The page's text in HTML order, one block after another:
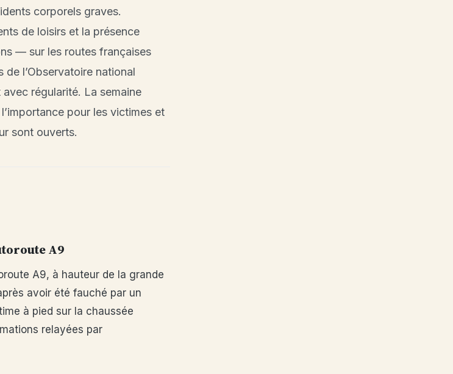
corporels graves.
de loisirs et la présence
— sur les routes françaises
l’Observatoire national
régularité. La semaine
pour les victimes et
sont ouverts.
A9
A9, à hauteur de la grande
avoir été fauché par un
à pied sur la chaussée
relayées par